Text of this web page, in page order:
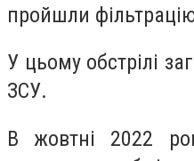
пройшли
У цьому обстрілі
ЗСУ.
В жовтні 2022